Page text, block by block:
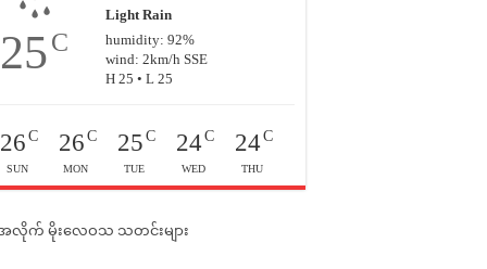
25C
Light Rain
humidity: 92%
wind: 2km/h SSE
H 25 • L 25
26 C
SUN
26 C
MON
25 C
TUE
24C
WED
24C
THU
လိုက် မိုးလေဝသ သတင်းများ